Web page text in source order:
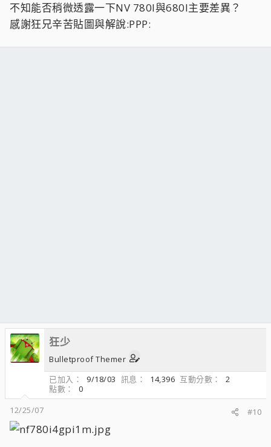
不知能否稍微透露一下NV 780I與680I主要差異？
感謝狂兄辛苦貼圖與解說:PPP:
狂少
Bulletproof Themer
已加入
9/18/03 訊息 14,396 互動分數
2
點數
0
12/25/07
#10